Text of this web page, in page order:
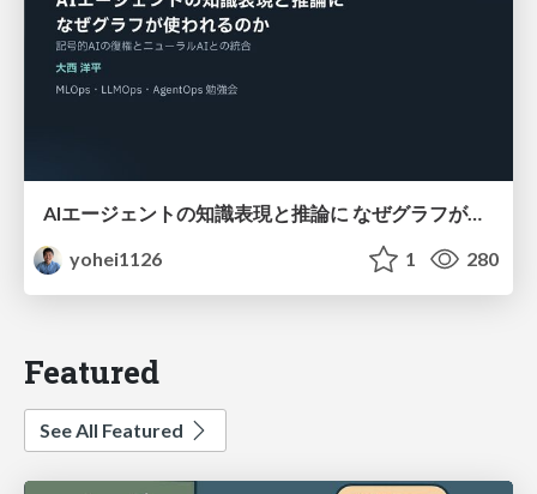
AIエージェントの知識表現と推論に なぜグラフが使われるのか - 記号的AIの復権とニューラルAIとの統合
yohei1126
1 280
Featured
See All Featured